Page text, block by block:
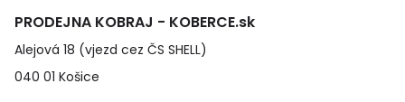
PRODEJNA KOBRAJ - KOBERCE.sk
Alejová 18 (vjezd cez ČS SHELL)
040 01 Košice